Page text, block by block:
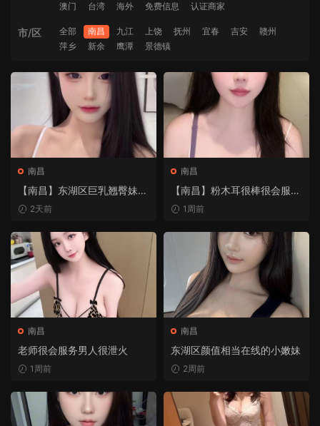
澳门
台湾 海外 免费信息 认证商家
市/区 全部 南昌 九江 上饶 抚州 宜春 吉安
赣州
萍乡
新余 鹰潭 景德镇
南昌
【南昌】东湖区巨乳翘臀妹随
便怎么玩
2天前
南昌
【南昌】粉木耳很棒很会服侍
人 1周前
南昌
老师很会服务男人很泄火
1周前
南昌
东湖区颜值相当在线的小嫩妹
2周前